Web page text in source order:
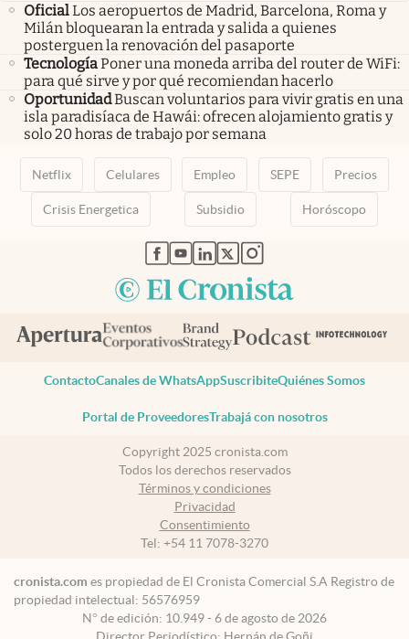
OficialLos aeropuertos de Madrid, Barcelona, Roma y
Milán bloquearan la entrada y salida a quienes
posterguen la renovación del pasaporte
TecnologíaPoner una moneda arriba del router de WiFi:
para qué sirve y por qué recomiendan hacerlo
OportunidadBuscan voluntarios para vivir gratis en una
isla paradisíaca de Hawái: ofrecen alojamiento gratis y
solo 20 horas de trabajo por semana
Netflix Celulares Empleo SEPE Precios
Crisis Energetica Subsidio Horóscopo
abre en nueva pestaña
abre en nueva pestaña
abre en nueva pestaña
abre en nueva pestaña
abre en nueva pestaña
ContactoCanales de WhatsAppSuscribiteQuiénes Somos
Portal de ProveedoresTrabajá con nosotros
Copyright 2025 cronista.com
Todos los derechos reservados
Términos y condiciones
Privacidad
Consentimiento
Tel: +54 11 7078-3270
cronista.com es propiedad de El Cronista Comercial S.A Registro de
propiedad intelectual: 56576959
N° de edición: 10.949 - 6 de agosto de 2026